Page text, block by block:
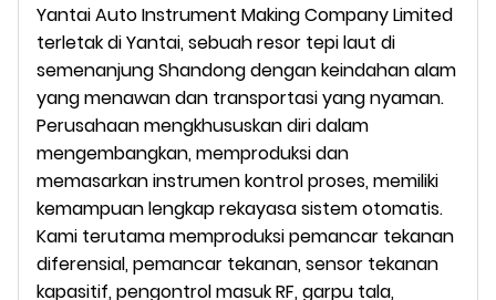
Yantai Auto Instrument Making Company Limited
terletak di Yantai, sebuah resor tepi laut di
semenanjung Shandong dengan keindahan alam
yang menawan dan transportasi yang nyaman.
Perusahaan mengkhususkan diri dalam
mengembangkan, memproduksi dan
memasarkan instrumen kontrol proses, memiliki
kemampuan lengkap rekayasa sistem otomatis.
Kami terutama memproduksi pemancar tekanan
diferensial, pemancar tekanan, sensor tekanan
kapasitif, pengontrol masuk RF, garpu tala,